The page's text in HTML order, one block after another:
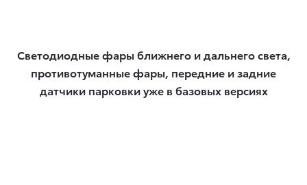
Светодиодные фары ближнего и дальнего света,
противотуманные фары, передние и задние
датчики парковки уже в базовых версиях